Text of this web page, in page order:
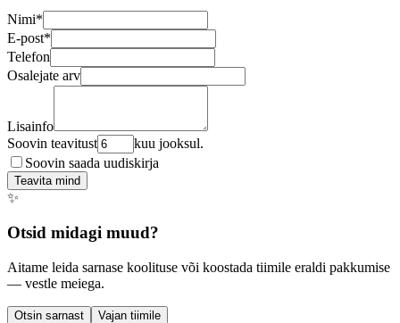
Nimi*
E-post*
Telefon
Osalejate arv
Lisainfo
Soovin teavitust
kuu jooksul.
Soovin saada uudiskirja
Teavita mind
✨
Otsid midagi muud?
Aitame leida sarnase koolituse või koostada tiimile eraldi pakkumise
— vestle meiega.
Otsin sarnast Vajan tiimile